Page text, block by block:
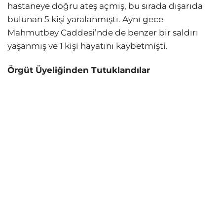
hastaneye doğru ateş açmış, bu sırada dışarıda
bulunan 5 kişi yaralanmıştı. Aynı gece
Mahmutbey Caddesi’nde de benzer bir saldırı
yaşanmış ve 1 kişi hayatını kaybetmişti.
Örgüt Üyeliğinden Tutuklandılar